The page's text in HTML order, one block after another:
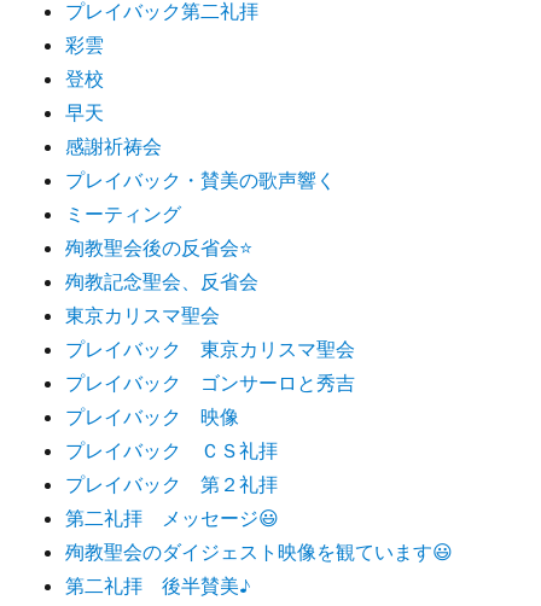
プレイバック第二礼拝
彩雲
登校
早天
感謝祈祷会
プレイバック・賛美の歌声響く
ミーティング
殉教聖会後の反省会⭐️
殉教記念聖会、反省会
東京カリスマ聖会
プレイバック 東京カリスマ聖会
プレイバック ゴンサーロと秀吉
プレイバック 映像
プレイバック ＣＳ礼拝
プレイバック 第２礼拝
第二礼拝 メッセージ😃
殉教聖会のダイジェスト映像を観ています😃
第二礼拝 後半賛美♪